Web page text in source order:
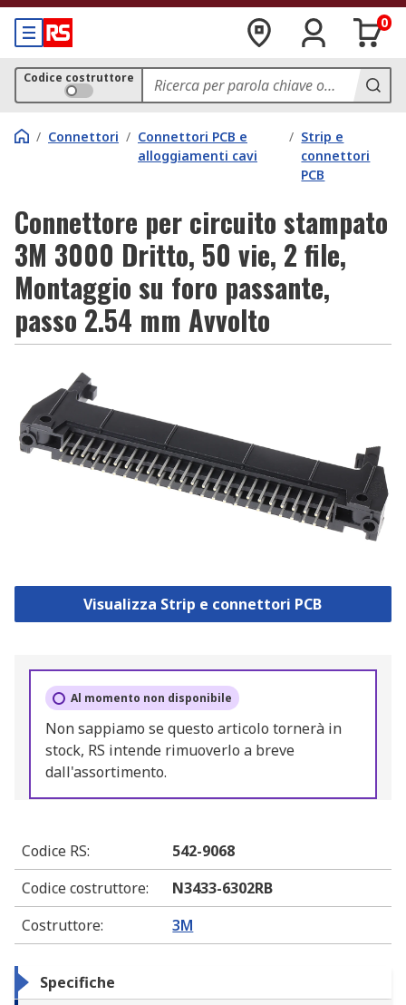
0
Codice costruttore
/ Connettori / Connettori PCB e
alloggiamenti cavi
/ Strip e
connettori
PCB
Connettore per circuito stampato
3M 3000 Dritto, 50 vie, 2 file,
Montaggio su foro passante,
passo 2.54 mm Avvolto
Visualizza Strip e connettori PCB
Al momento non disponibile
Non sappiamo se questo articolo tornerà in
stock, RS intende rimuoverlo a breve
dall'assortimento.
Codice RS:
542-9068
Codice costruttore:
N3433-6302RB
Costruttore: 3M
Specifiche